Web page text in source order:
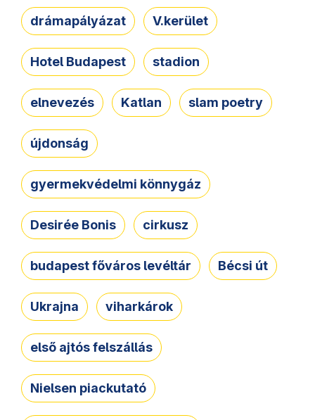
drámapályázat V.kerület
Hotel Budapest stadion
elnevezés Katlan slam poetry
újdonság
gyermekvédelmi könnygáz
Desirée Bonis cirkusz
budapest főváros levéltár Bécsi út
Ukrajna viharkárok
első ajtós felszállás
Nielsen piackutató